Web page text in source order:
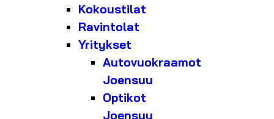
Kokoustilat
Ravintolat
Yritykset
Autovuokraamot
Joensuu
Optikot
Joensuu